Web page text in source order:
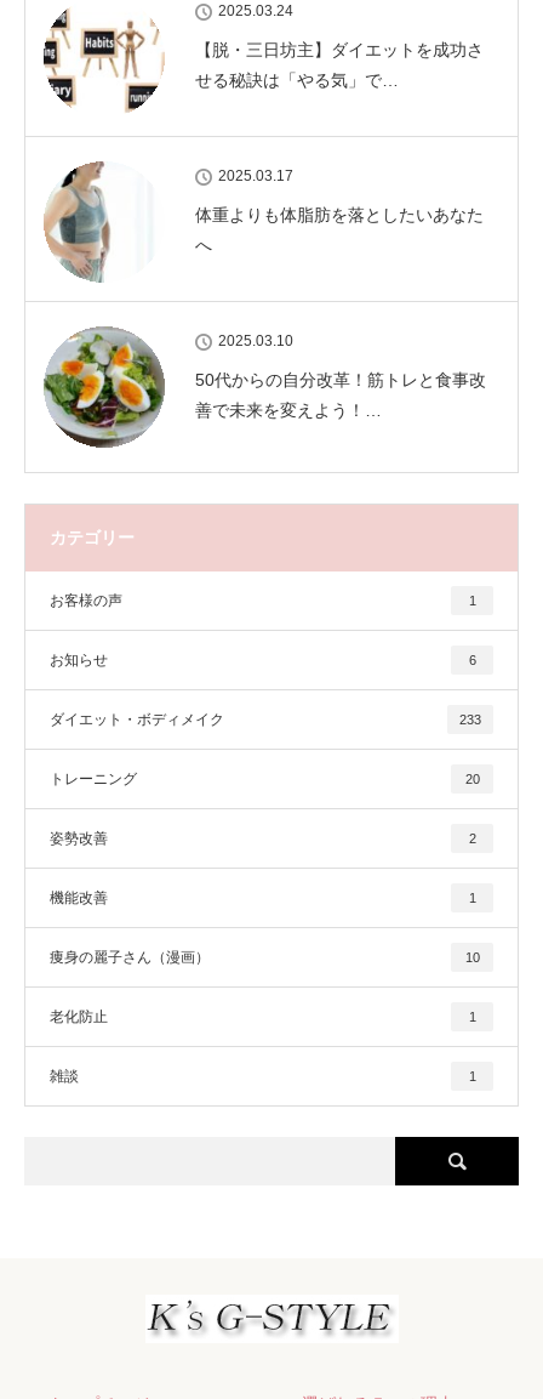
2025.03.24
【脱・三日坊主】ダイエットを成功さ
せる秘訣は「やる気」で…
2025.03.17
体重よりも体脂肪を落としたいあなた
へ
2025.03.10
50代からの自分改革！筋トレと食事改
善で未来を変えよう！…
カテゴリー
お客様の声 1
お知らせ 6
ダイエット・ボディメイク 233
トレーニング 20
姿勢改善 2
機能改善 1
痩身の麗子さん（漫画） 10
老化防止 1
雑談 1